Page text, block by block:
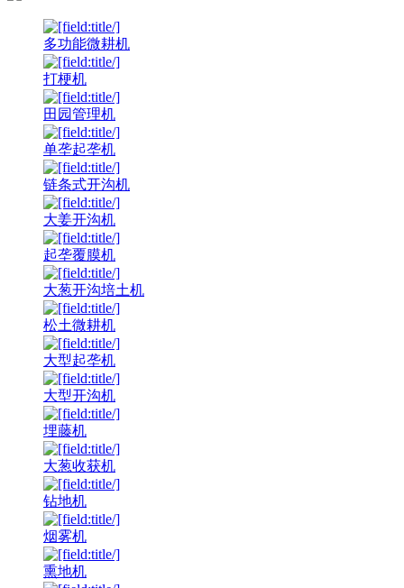
多功能微耕机
打梗机
田园管理机
单垄起垄机
链条式开沟机
大姜开沟机
起垄覆膜机
大葱开沟培土机
松土微耕机
大型起垄机
大型开沟机
埋藤机
大葱收获机
钻地机
烟雾机
熏地机